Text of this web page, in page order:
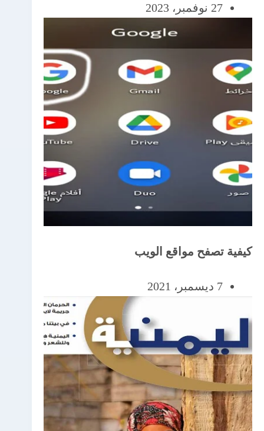
27 نوفمبر، 2023
كيفية تصفح مواقع الويب
7 ديسمبر، 2021